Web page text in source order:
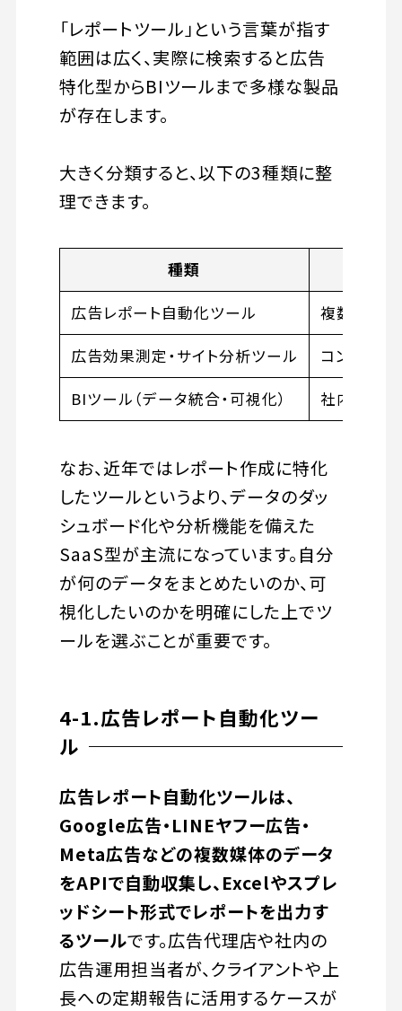
「レポートツール」という言葉が指す
範囲は広く、実際に検索すると広告
特化型からBIツールまで多様な製品
が存在します。
大きく分類すると、以下の3種類に整
理できます。
種類
広告レポート自動化ツール
複数媒体の
広告効果測定・サイト分析ツール
コンバー
BIツール（データ統合・可視化）
社内の様
なお、近年ではレポート作成に特化
したツールというより、データのダッ
シュボード化や分析機能を備えた
SaaS型が主流になっています。自分
が何のデータをまとめたいのか、可
視化したいのかを明確にした上でツ
ールを選ぶことが重要です。
4-1.広告レポート自動化ツー
ル
広告レポート自動化ツールは、
Google広告・LINEヤフー広告・
Meta広告などの複数媒体のデータ
をAPIで自動収集し、Excelやスプレ
ッドシート形式でレポートを出力す
るツールです。広告代理店や社内の
広告運用担当者が、クライアントや上
長への定期報告に活用するケースが